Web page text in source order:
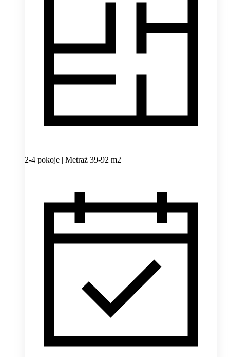
2-4 pokoje | Metraż 39-92 m2